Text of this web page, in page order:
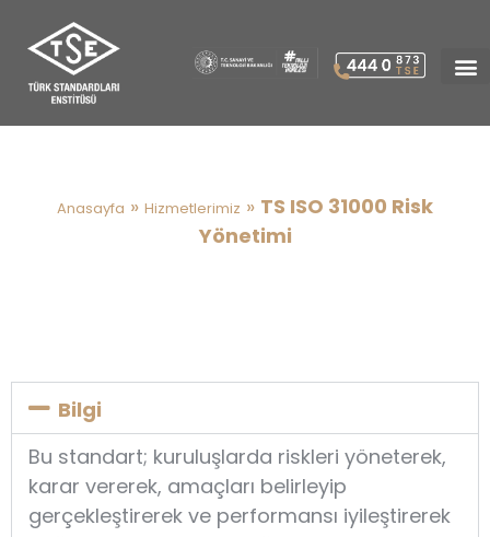
Anasayfa » Hizmetlerimiz » TS ISO 31000 Risk
Yönetimi
Bilgi
Bu standart; kuruluşlarda riskleri yöneterek,
karar vererek, amaçları belirleyip
gerçekleştirerek ve performansı iyileştirerek